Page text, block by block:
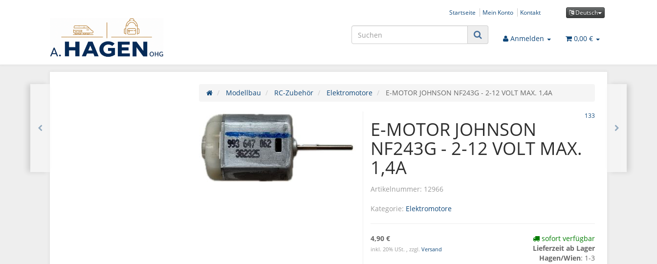
Deutsch
Startseite Mein Konto Kontakt
Anmelden 0,00 €
Modellbau RC-Zubehör Elektromotore E-MOTOR JOHNSON NF243G - 2-12 VOLT MAX. 1,4A
133
E-MOTOR JOHNSON
NF243G - 2-12 VOLT MAX.
1,4A
Artikelnummer: 12966
Kategorie: Elektromotore
4,90 €
inkl. 20% USt. , zzgl. Versand
sofort verfügbar
Lieferzeit ab Lager
Hagen/Wien: 1-3